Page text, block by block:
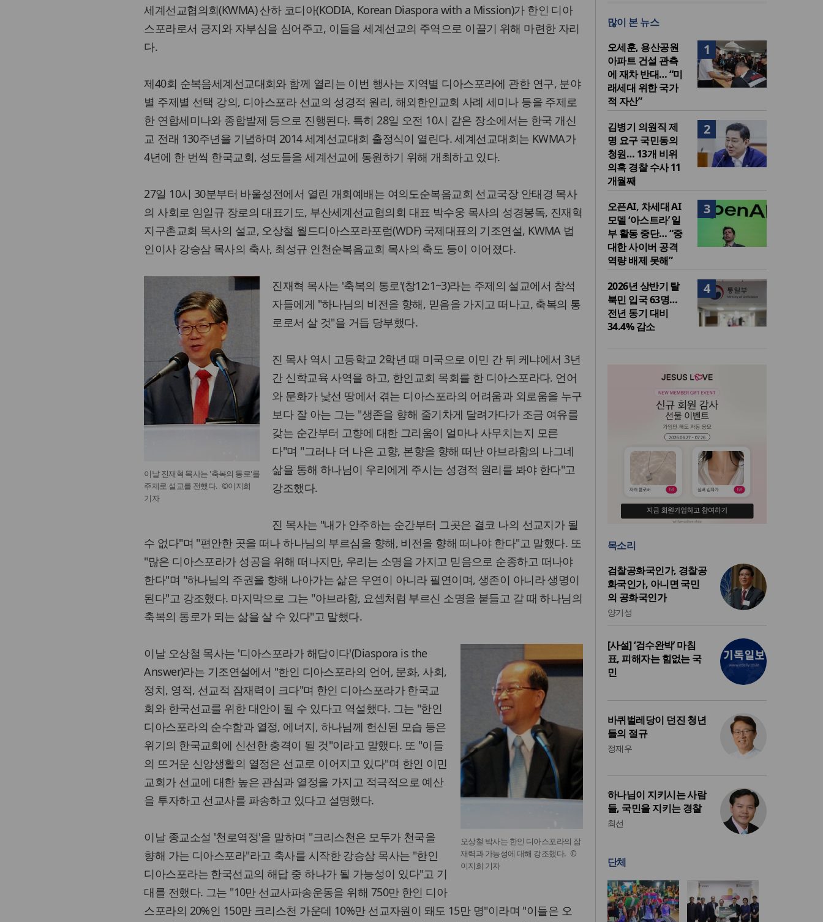
세계선교협의회(KWMA) 산하 코디아(KODIA, Korean Diaspora with a Mission)가 한인 디아
스포라로서 긍지와 자부심을 심어주고, 이들을 세계선교의 주역으로 이끌기 위해 마련한 자리
다.
제40회 순복음세계선교대회와 함께 열리는 이번 행사는 지역별 디아스포라에 관한 연구, 분야
별 주제별 선택 강의, 디아스포라 선교의 성경적 원리, 해외한인교회 사례 세미나 등을 주제로
한 연합세미나와 종합발제 등으로 진행된다. 특히 28일 오전 10시 같은 장소에서는 한국 개신
교 전래 130주년을 기념하며 2014 세계선교대회 출정식이 열린다. 세계선교대회는 KWMA가
4년에 한 번씩 한국교회, 성도들을 세계선교에 동원하기 위해 개최하고 있다.
27일 10시 30분부터 바울성전에서 열린 개회예배는 여의도순복음교회 선교국장 안태경 목사
의 사회로 임일규 장로의 대표기도, 부산세계선교협의회 대표 박수웅 목사의 성경봉독, 진재혁
지구촌교회 목사의 설교, 오상철 월드디아스포라포럼(WDF) 국제대표의 기조연설, KWMA 법
인이사 강승삼 목사의 축사, 최성규 인천순복음교회 목사의 축도 등이 이어졌다.
이날 진재혁 목사는 '축복의 통로'를
주제로 설교를 전했다. ©이지희
기자
진재혁 목사는 '축복의 통로'(창12:1~3)라는 주제의 설교에서 참석
자들에게 "하나님의 비전을 향해, 믿음을 가지고 떠나고, 축복의 통
로로서 살 것"을 거듭 당부했다.
진 목사 역시 고등학교 2학년 때 미국으로 이민 간 뒤 케냐에서 3년
간 신학교육 사역을 하고, 한인교회 목회를 한 디아스포라다. 언어
와 문화가 낯선 땅에서 겪는 디아스포라의 어려움과 외로움을 누구
보다 잘 아는 그는 "생존을 향해 줄기차게 달려가다가 조금 여유를
갖는 순간부터 고향에 대한 그리움이 얼마나 사무치는지 모른
다"며 "그러나 더 나은 고향, 본향을 향해 떠난 아브라함의 나그네
삶을 통해 하나님이 우리에게 주시는 성경적 원리를 봐야 한다"고
강조했다.
진 목사는 "내가 안주하는 순간부터 그곳은 결코 나의 선교지가 될
수 없다"며 "편안한 곳을 떠나 하나님의 부르심을 향해, 비전을 향해 떠나야 한다"고 말했다. 또
"많은 디아스포라가 성공을 위해 떠나지만, 우리는 소명을 가지고 믿음으로 순종하고 떠나야
한다"며 "하나님의 주권을 향해 나아가는 삶은 우연이 아니라 필연이며, 생존이 아니라 생명이
된다"고 강조했다. 마지막으로 그는 "아브라함, 요셉처럼 부르신 소명을 붙들고 갈 때 하나님의
축복의 통로가 되는 삶을 살 수 있다"고 말했다.
오상철 박사는 한인 디아스포라의 잠
재력과 가능성에 대해 강조했다. ©
이지희 기자
이날 오상철 목사는 '디아스포라가 해답이다'(Diaspora is the
Answer)라는 기조연설에서 "한인 디아스포라의 언어, 문화, 사회,
정치, 영적, 선교적 잠재력이 크다"며 한인 디아스포라가 한국교
회와 한국선교를 위한 대안이 될 수 있다고 역설했다. 그는 "한인
디아스포라의 순수함과 열정, 에너지, 하나님께 헌신된 모습 등은
위기의 한국교회에 신선한 충격이 될 것"이라고 말했다. 또 "이들
의 뜨거운 신앙생활의 열정은 선교로 이어지고 있다"며 한인 이민
교회가 선교에 대한 높은 관심과 열정을 가지고 적극적으로 예산
을 투자하고 선교사를 파송하고 있다고 설명했다.
이날 종교소설 '천로역정'을 말하며 "크리스천은 모두가 천국을
향해 가는 디아스포라"라고 축사를 시작한 강승삼 목사는 "한인
디아스포라는 한국선교의 해답 중 하나가 될 가능성이 있다"고 기
대를 전했다. 그는 "10만 선교사파송운동을 위해 750만 한인 디아
스포라의 20%인 150만 크리스천 가운데 10%만 선교자원이 돼도 15만 명"이라며 "이들은 오
위한 국가적 자산”
퀴어서적 ‘별도 부스’ 마련 조치
2026년 상반기 탈북민 입국 63
명… 전년 동기 대비 34.4% 감
소
많이 본 뉴스
1
오세훈, 용산공원
아파트 건설 관측
에 재차 반대… “미
래세대 위한 국가
적 자산”
2
김병기 의원직 제
명 요구 국민동의
청원… 13개 비위
의혹 경찰 수사 11
개월째
3
오픈AI, 차세대 AI
모델 ‘아스트라’ 일
부 활동 중단… “중
대한 사이버 공격
역량 배제 못해”
4
2026년 상반기 탈
북민 입국 63명…
전년 동기 대비
34.4% 감소
목소리
검찰공화국인가, 경찰공
화국인가, 아니면 국민
의 공화국인가
양기성
[사설] ‘검수완박’ 마침
표, 피해자는 힘없는 국
민
바퀴벌레당이 던진 청년
들의 절규
정재우
하나님이 지키시는 사람
들, 국민을 지키는 경찰
최선
단체